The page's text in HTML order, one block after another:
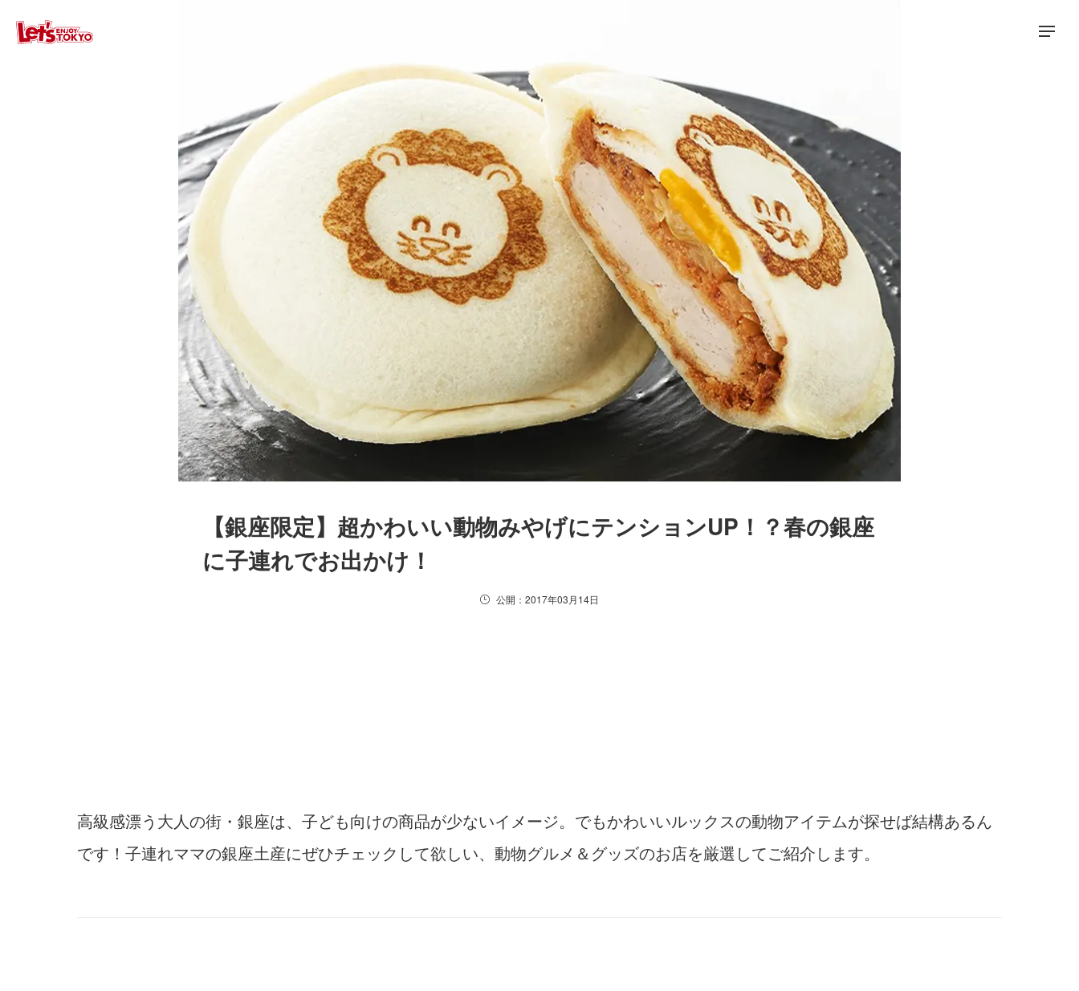
【銀座限定】超かわいい動物みやげにテンションUP！？春の銀座
に子連れでお出かけ！
公開：2017年03月14日
高級感漂う大人の街・銀座は、子ども向けの商品が少ないイメージ。でもかわいいルックスの動物アイテムが探せば結構あるん
です！子連れママの銀座土産にぜひチェックして欲しい、動物グルメ＆グッズのお店を厳選してご紹介します。